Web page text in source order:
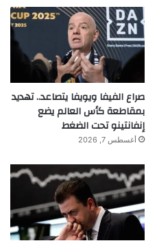
صراع الفيفا ويويفا يتصاعد.. تهديد
بمقاطعة كأس العالم يضع
إنفانتينو تحت الضغط
أغسطس 7, 2026